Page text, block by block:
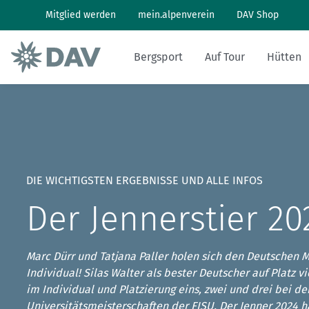
Mitglied werden mein.alpenverein DAV Shop
Bergsport
Mountainbiken: So geht's
Auf Tour Hütten
DAV Panorama App
Hüttensuche
Last-Minute-Hüttenbett
DIE WICHTIGSTEN ERGEBNISSE UND ALLE INFOS
Der Jennerstier
Marc Dürr und Tatjana Paller holen sich den Deutschen
Individual! Silas Walter als bester Deutscher auf Platz
im Individual und Platzierung eins, zwei und drei bei
Universitätsmeisterschaften der FISU. Der Jenner 2024